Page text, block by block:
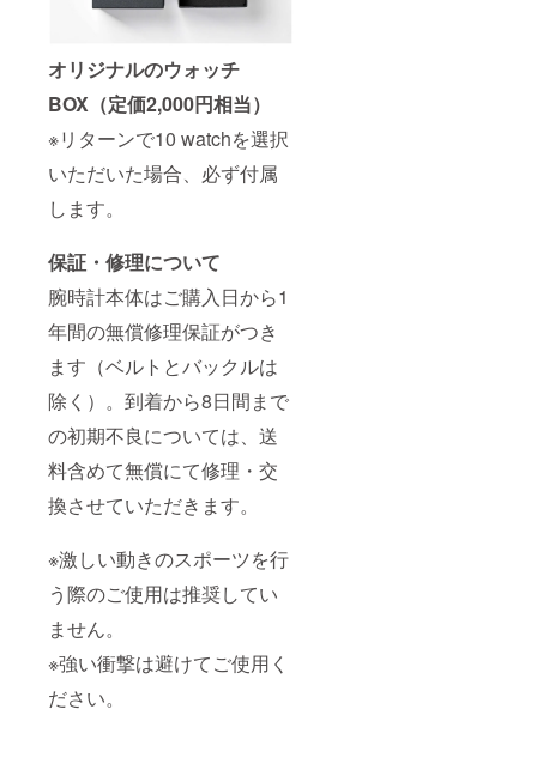
オリジナルのウォッチ
BOX（定価2,000円相当）
※リターンで10 watchを選択
いただいた場合、必ず付属
します。
保証・修理について
腕時計本体はご購入日から1
年間の無償修理保証がつき
ます（ベルトとバックルは
除く）。到着から8日間まで
の初期不良については、送
料含めて無償にて修理・交
換させていただきます。
※激しい動きのスポーツを行
う際のご使用は推奨してい
ません。
※強い衝撃は避けてご使用く
ださい。